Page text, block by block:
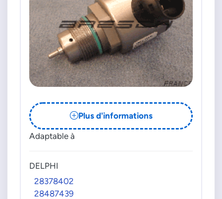
66507A0401
A6650700101
SUZUKI
1520084A10
1520084A10000
1520084A14
1521384A00
1521384A00000Plus d'informations
Adaptable à
DELPHI
28378402
28487439